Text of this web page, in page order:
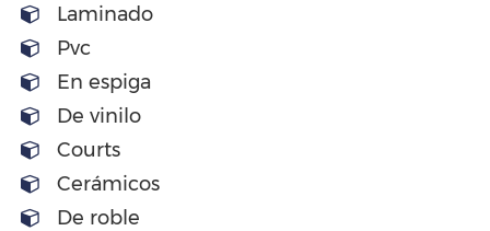
Laminado
Pvc
En espiga
De vinilo
Courts
Cerámicos
De roble